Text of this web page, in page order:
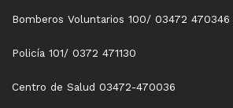
Bomberos Voluntarios 100/ 03472 470346
Policía 101/ 0372 471130
Centro de Salud 03472-470036